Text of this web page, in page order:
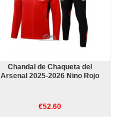
Chandal de Chaqueta del
Arsenal 2025-2026 Nino Rojo
€52.60